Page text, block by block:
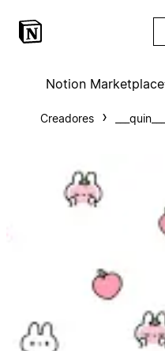
Notion Marketplace
Creadores ___quin___